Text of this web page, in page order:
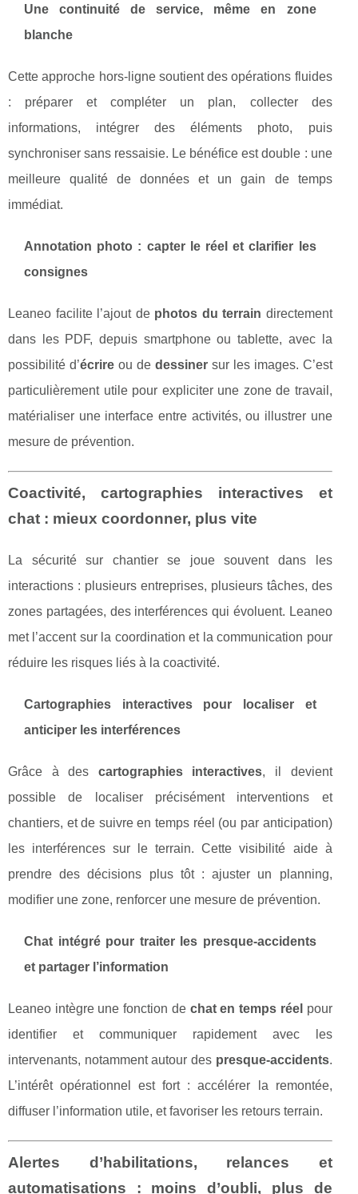
Une continuité de service, même en zone
blanche
Cette approche hors-ligne soutient des opérations fluides
: préparer et compléter un plan, collecter des
informations, intégrer des éléments photo, puis
synchroniser sans ressaisie. Le bénéfice est double : une
meilleure qualité de données et un gain de temps
immédiat.
Annotation photo : capter le réel et clarifier les
consignes
Leaneo facilite l’ajout de photos du terrain directement
dans les PDF, depuis smartphone ou tablette, avec la
possibilité d’écrireou de dessinersur les images. C’est
particulièrement utile pour expliciter une zone de travail,
matérialiser une interface entre activités, ou illustrer une
mesure de prévention.
Coactivité, cartographies interactives et
chat : mieux coordonner, plus vite
La sécurité sur chantier se joue souvent dans les
interactions : plusieurs entreprises, plusieurs tâches, des
zones partagées, des interférences qui évoluent. Leaneo
met l’accent sur la coordination et la communication pour
réduire les risques liés à la coactivité.
Cartographies interactives pour localiser et
anticiper les interférences
Grâce à des cartographies interactives, il devient
possible de localiser précisément interventions et
chantiers, et de suivre en temps réel (ou par anticipation)
les interférences sur le terrain. Cette visibilité aide à
prendre des décisions plus tôt : ajuster un planning,
modifier une zone, renforcer une mesure de prévention.
Chat intégré pour traiter les presque-accidents
et partager l’information
Leaneo intègre une fonction de chat en temps réel pour
identifier et communiquer rapidement avec les
intervenants, notamment autour des presque-accidents.
L’intérêt opérationnel est fort : accélérer la remontée,
diffuser l’information utile, et favoriser les retours terrain.
Alertes d’habilitations, relances et
automatisations : moins d’oubli, plus de